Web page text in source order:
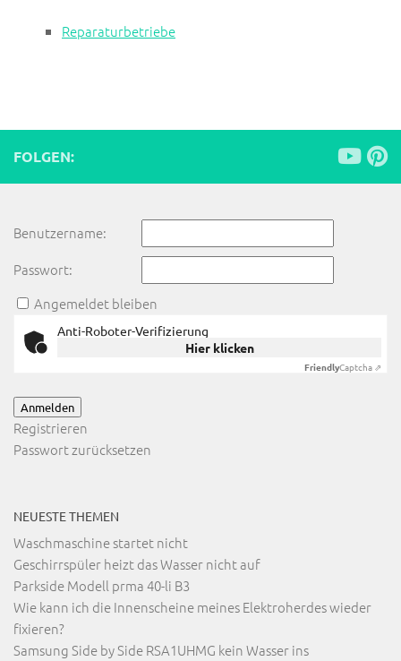
Reparaturbetriebe
FOLGEN:
Benutzername:
Passwort:
Angemeldet bleiben
Anti-Roboter-Verifizierung
Hier klicken
FriendlyCaptcha ⇗
Anmelden
Registrieren
Passwort zurücksetzen
NEUESTE THEMEN
Waschmaschine startet nicht
Geschirrspüler heizt das Wasser nicht auf
Parkside Modell prma 40-li B3
Wie kann ich die Innenscheine meines Elektroherdes wieder
fixieren?
Samsung Side by Side RSA1UHMG kein Wasser ins